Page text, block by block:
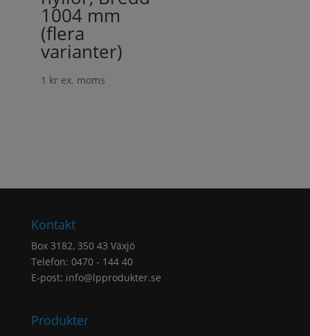
1004 mm
(flera
varianter)
1 kr ex. moms
Kontakt
Box 3182, 350 43 Växjö
Telefon: 0470 - 144 40
E-post: info@lpprodukter.se
Produkter